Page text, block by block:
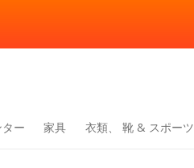
ー 家具 衣類、 靴 & スポーツ